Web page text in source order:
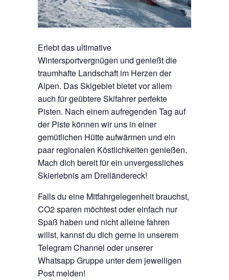
Erlebt das ultimative
Wintersportvergnügen und genießt die
traumhafte Landschaft im Herzen der
Alpen. Das Skigebiet bietet vor allem
auch für geübtere Skifahrer perfekte
Pisten. Nach einem aufregenden Tag auf
der Piste können wir uns in einer
gemütlichen Hütte aufwärmen und ein
paar regionalen Köstlichkeiten genießen.
Mach dich bereit für ein unvergessliches
Skierlebnis am Dreiländereck!
Falls du eine Mitfahrgelegenheit brauchst,
CO2 sparen möchtest oder einfach nur
Spaß haben und nicht alleine fahren
willst, kannst du dich gerne in unserem
Telegram Channel oder unserer
Whatsapp Gruppe unter dem jeweiligen
Post melden!